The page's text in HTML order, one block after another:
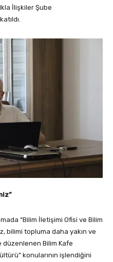
İlişkiler Şube
“Bilim İletişimi Ofisi ve Bilim
bilimi topluma daha yakın ve
düzenlenen Bilim Kafe
konularının işlendiğini